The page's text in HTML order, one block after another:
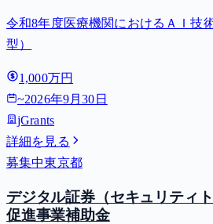
令和8年度医療機関におけるＡＩ技
型）
1,000万円
~2026年9月30日
jGrants
詳細を見る
募集中東京都
デジタル証券（セキュリティ
促進事業補助金